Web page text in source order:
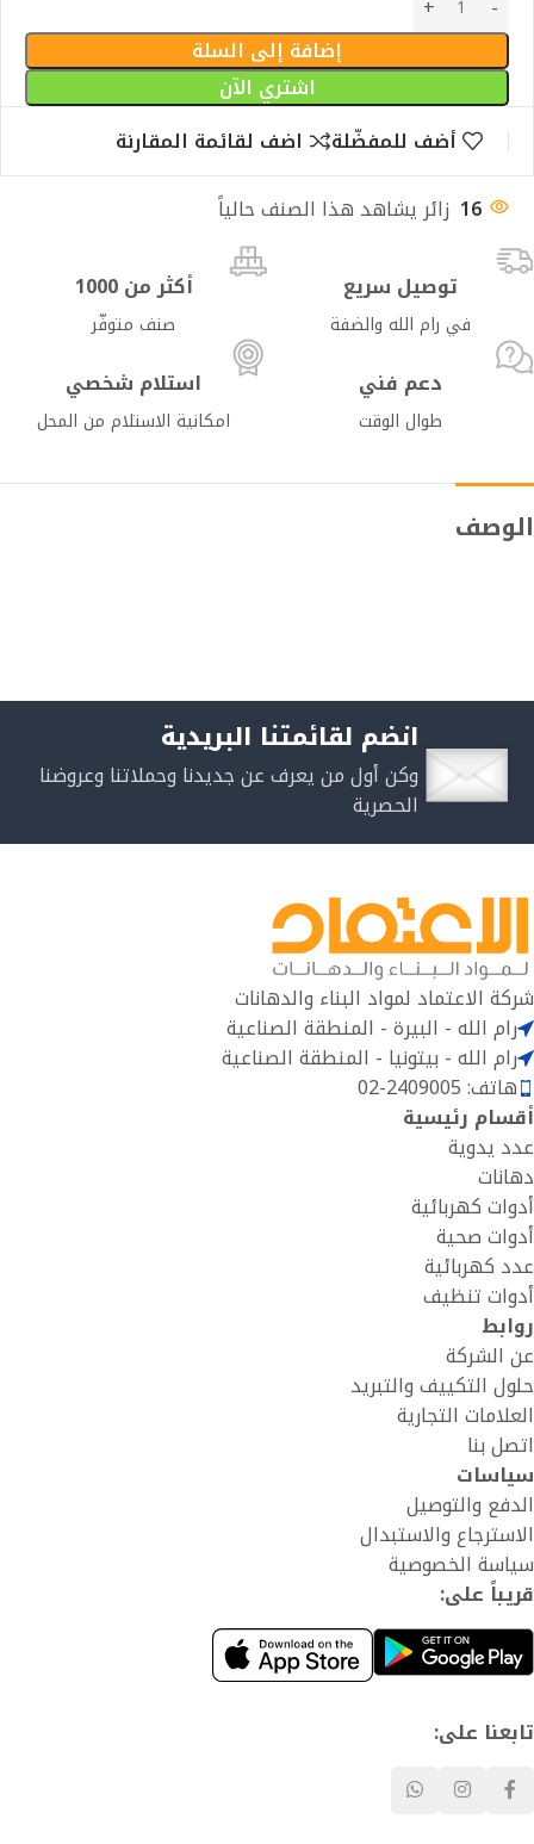
إضافة إلى السلة
اشتري الآن
أضف للمفضّلة
اضف لقائمة المقارنة
16 زائر يشاهد هذا الصنف حالياً
توصيل سريع
في رام الله والضفة
أكثر من 1000
صنف متوفّر
دعم فني
طوال الوقت
استلام شخصي
امكانية الاستلام من المحل
الوصف
انضم لقائمتنا البريدية
وكن أول من يعرف عن جديدنا وحملاتنا وعروضنا
الحصرية
شركة الاعتماد لمواد البناء والدهانات
رام الله - البيرة - المنطقة الصناعية
رام الله - بيتونيا - المنطقة الصناعية
هاتف: 2409005-02
أقسام رئيسية
عدد يدوية
دهانات
أدوات كهربائية
أدوات صحية
عدد كهربائية
أدوات تنظيف
روابط
عن الشركة
حلول التكييف والتبريد
العلامات التجارية
اتصل بنا
سياسات
الدفع والتوصيل
الاسترجاع والاستبدال
سياسة الخصوصية
قريباً على:
تابعنا على: